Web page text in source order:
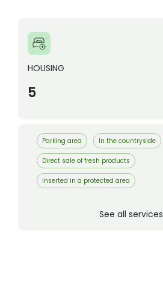
HOUSING
5
Parking area In the countryside
Direct sale of fresh products
Inserted in a protected area
See all services